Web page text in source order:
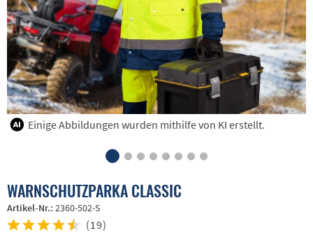
Einige Abbildungen wurden mithilfe von KI erstellt.
WARNSCHUTZPARKA CLASSIC
Artikel-Nr.: 2360-502-S
(19)